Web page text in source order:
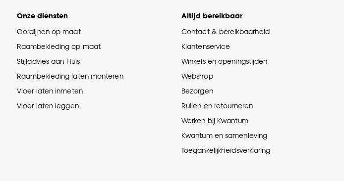
Onze diensten
Gordijnen op maat
Raambekleding op maat
Stijladvies aan Huis
Raambekleding laten monteren
Vloer laten inmeten
Vloer laten leggen
Altijd bereikbaar
Contact & bereikbaarheid
Klantenservice
Winkels en openingstijden
Webshop
Bezorgen
Ruilen en retourneren
Werken bij Kwantum
Kwantum en samenleving
Toegankelijkheidsverklaring